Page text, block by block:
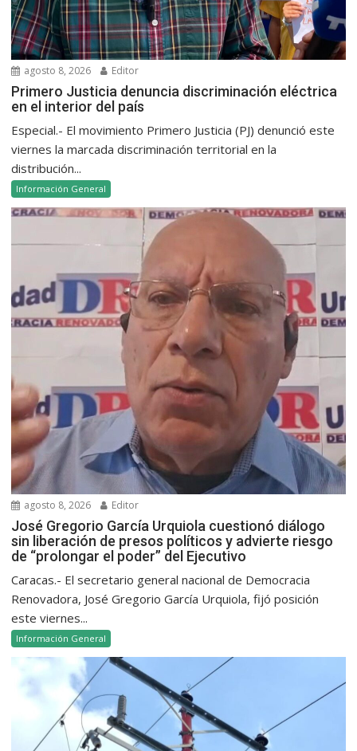
agosto 8, 2026 Editor
Primero Justicia denuncia discriminación eléctrica
en el interior del país
Especial.- El movimiento Primero Justicia (PJ) denunció este
viernes la marcada discriminación territorial en la
distribución...
Información General
agosto 8, 2026 Editor
José Gregorio García Urquiola cuestionó diálogo
sin liberación de presos políticos y advierte riesgo
de “prolongar el poder” del Ejecutivo
Caracas.- El secretario general nacional de Democracia
Renovadora, José Gregorio García Urquiola, fijó posición
este viernes...
Información General